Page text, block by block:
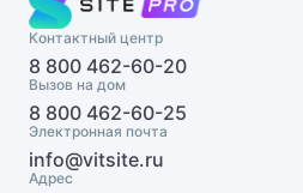
Контактный центр
8 800 462-60-20
Вызов на дом
8 800 462-60-25
Электронная почта
info@vitsite.ru
Адрес
Гемостазиолог
Генетик
Гепатолог
Гериатр (геронтолог)